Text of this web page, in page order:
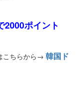
2000ポイント
こちらから→ 韓国ド